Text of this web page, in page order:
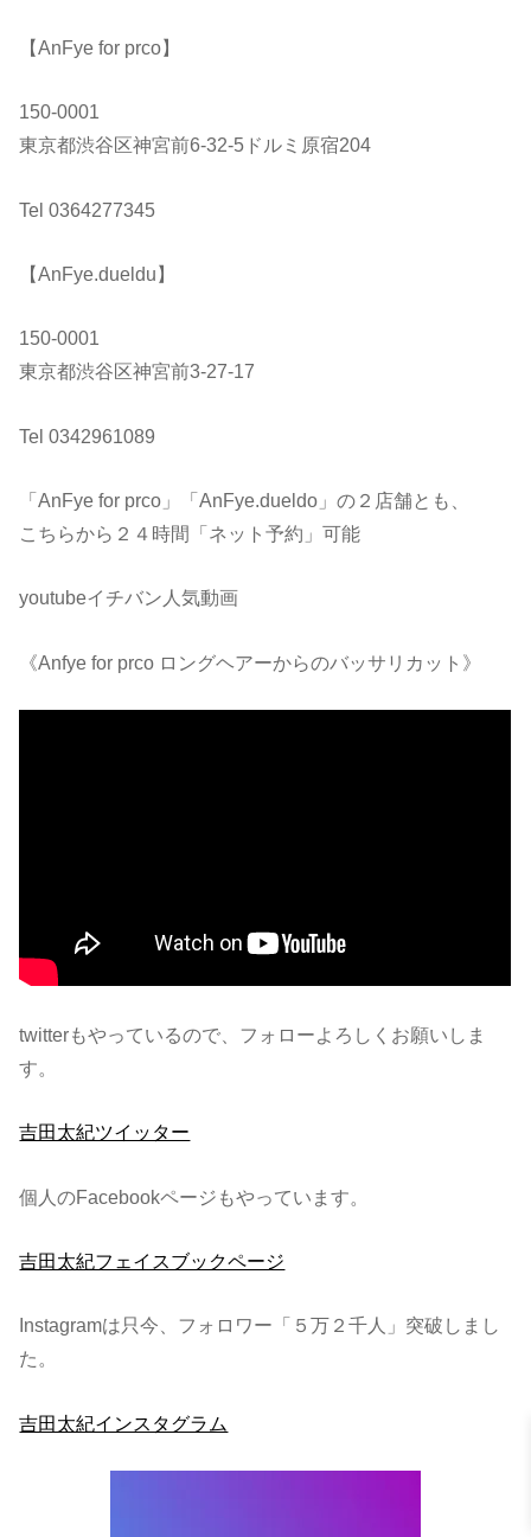
【AnFye for prco】
150-0001
東京都渋谷区神宮前6-32-5ドルミ原宿204
Tel 0364277345
【AnFye.dueldu】
150-0001
東京都渋谷区神宮前3-27-17
Tel 0342961089
「AnFye for prco」「AnFye.dueldo」の２店舗とも、
こちらから２４時間「ネット予約」可能
youtubeイチバン人気動画
《Anfye for prco ロングヘアーからのバッサリカット》
twitterもやっているので、フォローよろしくお願いしま
す。
吉田太紀ツイッター
個人のFacebookページもやっています。
吉田太紀フェイスブックページ
Instagramは只今、フォロワー「５万２千人」突破しまし
た。
吉田太紀インスタグラム